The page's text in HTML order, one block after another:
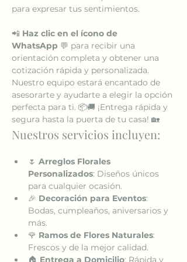
para expresar tus sentimientos.
📲 Haz clic en el ícono de
WhatsApp 💬 para recibir una
orientación completa y obtener una
cotización rápida y personalizada.
Nuestro equipo estará encantado de
asesorarte y ayudarte a elegir la opción
perfecta para ti. 📦🚚 ¡Entrega rápida y
segura hasta la puerta de tu casa! 🏡
Nuestros servicios incluyen:
🌷 Arreglos Florales
Personalizados: Diseños únicos
para cualquier ocasión.
🎉 Decoración para Eventos:
Bodas, cumpleaños, aniversarios y
más.
🌹 Ramos de Flores Naturales:
Frescos y de la mejor calidad.
🏠 Entrega a Domicilio: Rápida y